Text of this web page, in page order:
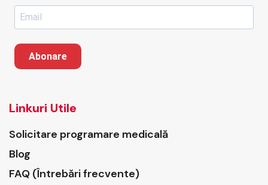
Abonare
Linkuri Utile
Solicitare programare medicală
Blog
FAQ (Întrebări frecvente)